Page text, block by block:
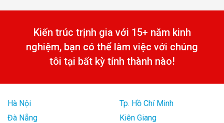
Kiến trúc trịnh gia với 15+ năm kinh
nghiệm, bạn có thể làm việc với chúng
tôi tại bất kỳ tỉnh thành nào!
Hà Nội
Tp. Hồ Chí Minh
Đà Nẵng
Kiên Giang